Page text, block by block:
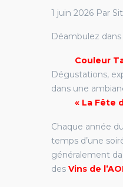
1 juin 2026 Par
Déambulez
Couleur
Dégustations,
dans une
« La Fête
Chaque année
temps d’une
généralement
des Vins de